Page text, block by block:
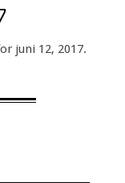
juni 12, 2017.